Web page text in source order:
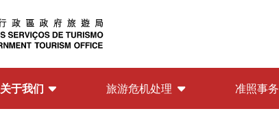
关于我们 旅游危机处理 准照事务